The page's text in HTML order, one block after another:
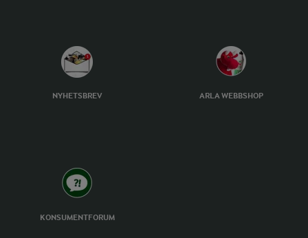
NYHETSBREV ARLA WEBBSHOP
KONSUMENTFORUM